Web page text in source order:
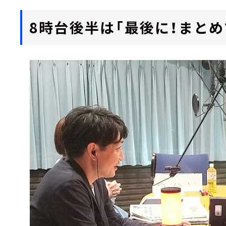
8時台後半は「最後に！まとめ